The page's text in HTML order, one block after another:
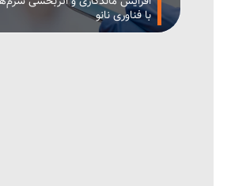
با فناوری نانو